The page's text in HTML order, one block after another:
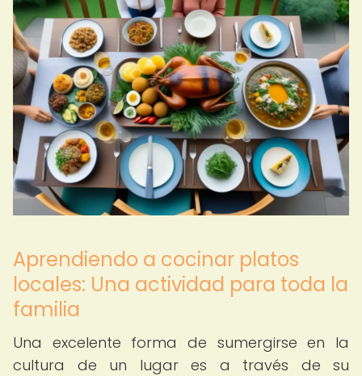
Aprendiendo a cocinar platos
locales: Una actividad para toda la
familia
Una excelente forma de sumergirse en la
cultura de un lugar es a través de su